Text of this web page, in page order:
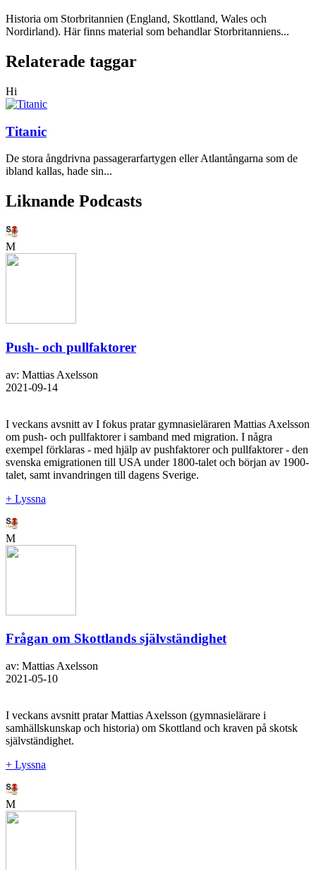
Historia om Storbritannien (England, Skottland, Wales och
Nordirland). Här finns material som behandlar Storbritanniens...
Relaterade taggar
Hi
Titanic
De stora ångdrivna passagerarfartygen eller Atlantångarna som de
ibland kallas, hade sin...
Liknande Podcasts
M
Push- och pullfaktorer
av: Mattias Axelsson
2021-09-14
I veckans avsnitt av I fokus pratar gymnasieläraren Mattias Axelsson
om push- och pullfaktorer i samband med migration. I några
exempel förklaras - med hjälp av pushfaktorer och pullfaktorer - den
svenska emigrationen till USA under 1800-talet och början av 1900-
talet, samt invandringen till dagens Sverige.
+ Lyssna
M
Frågan om Skottlands självständighet
av: Mattias Axelsson
2021-05-10
I veckans avsnitt pratar Mattias Axelsson (gymnasielärare i
samhällskunskap och historia) om Skottland och kraven på skotsk
självständighet.
+ Lyssna
M